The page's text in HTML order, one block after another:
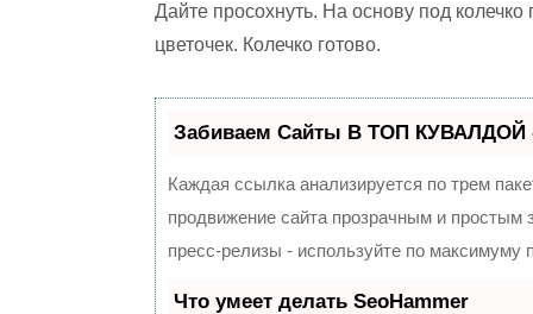
Дайте просохнуть. На основу под
цветочек. Колечко готово.
Забиваем Сайты В ТОП КУВАЛДОЙ -
Каждая ссылка анализируется по трем
продвижение сайта прозрачным и
пресс-релизы - используйте по
Что умеет делать SeoHammer